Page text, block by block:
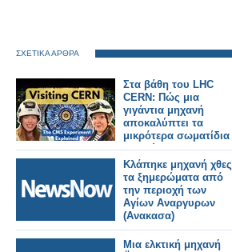
ΣΧΕΤΙΚΑ ΑΡΘΡΑ
Στα βάθη του LHC
CERN: Πώς μια
γιγάντια μηχανή
αποκαλύπτει τα
μικρότερα σωματίδια
του Σύμπαντος
Κλάπηκε μηχανή χθες
τα ξημερώματα από
την περιοχή των
Αγίων Αναργυρων
(Ανακασα)
Μια ελκτική μηχανή